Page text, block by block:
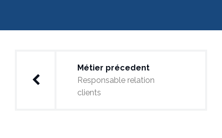
de
Métier précedent
Responsable relation
clients